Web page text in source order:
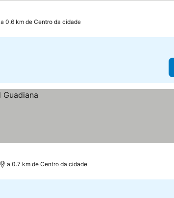
a 0.6 km de Centro da cidade
a 0.7 km de Centro da cidade